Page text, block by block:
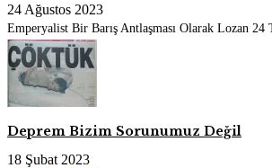
24 Ağustos 2023
Emperyalist Bir Barış Antlaşması Olarak Lozan
Deprem Bizim Sorunumuz Değil
18 Şubat 2023